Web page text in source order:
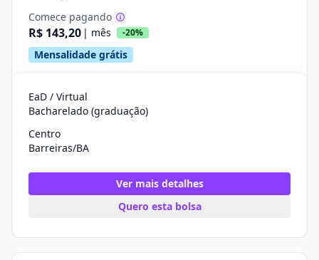
Comece pagando
R$ 143,20 | mês -20%
Mensalidade grátis
EaD / Virtual
Bacharelado (graduação)
Centro
Barreiras/BA
Ver mais detalhes
Quero esta bolsa